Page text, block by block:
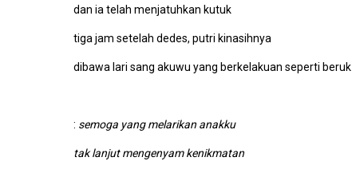
dan ia telah menjatuhkan kutuk
tiga jam setelah dedes, putri kinasihnya
dibawa lari sang akuwu yang berkelakuan seperti beruk
: semoga yang melarikan anakku
tak lanjut mengenyam kenikmatan